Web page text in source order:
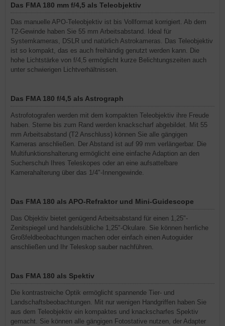
Das FMA 180 mm f/4,5 als Teleobjektiv
Das manuelle APO-Teleobjektiv ist bis Vollformat korrigiert. Ab dem
T2-Gewinde haben Sie 55 mm Arbeitsabstand. Ideal für
Systemkameras, DSLR und natürlich Astrokameras. Das Teleobjektiv
ist so kompakt, das es auch freihändig genutzt werden kann. Die
hohe Lichtstärke von f/4,5 ermöglicht kurze Belichtungszeiten auch
unter schwierigen Lichtverhältnissen.
Das FMA 180 f/4,5 als Astrograph
Astrofotografen werden mit dem kompakten Teleobjektiv ihre Freude
haben. Sterne bis zum Rand werden knackscharf abgebildet. Mit 55
mm Arbeitsabstand (T2 Anschluss) können Sie alle gängigen
Kameras anschließen. Der Abstand ist auf 99 mm verlängerbar. Die
Multifunktionshalterung ermöglicht eine einfache Adaption an den
Sucherschuh Ihres Teleskopes oder an eine aufsattelbare
Kamerahalterung über das 1/4"-Innengewinde.
Das FMA 180 als APO-Refraktor und Mini-Guidescope
Das Objektiv bietet genügend Arbeitsabstand für einen 1,25"-
Zenitspiegel und handelsübliche 1,25"-Okulare. Sie können herrliche
Großfeldbeobachtungen machen oder einfach einen Autoguider
anschließen und Ihr Teleskop sauber nachführen.
Das FMA 180 als Spektiv
Die kontrastreiche Optik ermöglicht spannende Tier- und
Landschaftsbeobachtungen. Mit nur wenigen Handgriffen haben Sie
aus dem Teleobjektiv ein kompaktes und knackscharfes Spektiv
gemacht. Sie können alle gängigen Fotostative nutzen, der Adapter